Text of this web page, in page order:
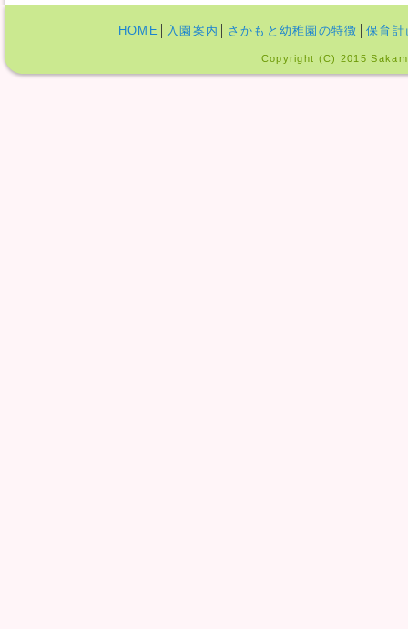
HOME 入園案内 さかもと幼稚園の特徴 保育計
Copyright (C) 2015